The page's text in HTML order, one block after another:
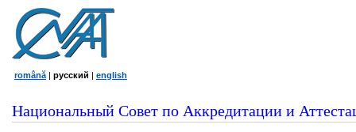
română | русский | english
Национальный Совет по Аккредитации и